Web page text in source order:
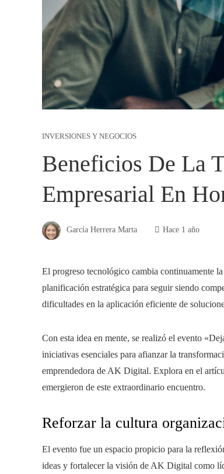
INVERSIONES Y NEGOCIOS
Beneficios De La
Empresarial En
García Herrera Marta Hace 1 año
El progreso tecnológico cambia continuamente
planificación estratégica para seguir siendo
dificultades en la aplicación eficiente de
Con esta idea en mente, se realizó el evento
iniciativas esenciales para afianzar la
emprendedora de AK Digital. Explora en el
emergieron de este extraordinario encuentro.
Reforzar la cultura
El evento fue un espacio propicio para la
ideas y fortalecer la visión de AK Digital como